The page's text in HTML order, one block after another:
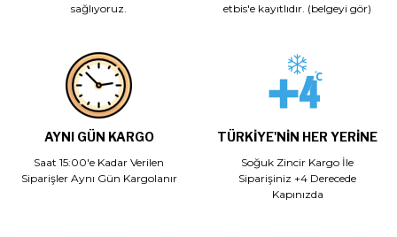
sağlıyoruz.
etbis'e kayıtlıdır. (belgeyi gör)
AYNI GÜN KARGO
Saat 15:00'e Kadar Verilen
Siparişler Aynı Gün Kargolanır
TÜRKIYE'NIN HER YERINE
Soğuk Zincir Kargo İle
Siparişiniz +4 Derecede
Kapınızda